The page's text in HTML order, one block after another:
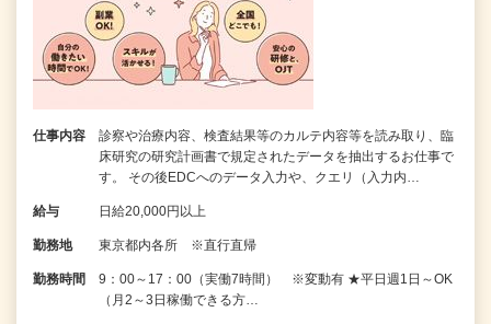
仕事内容
診察や治療内容、検査結果等のカルテ内容等を読み取り、臨
床研究の研究計画書で規定されたデータを抽出するお仕事で
す。 その後EDCへのデータ入力や、クエリ（入力内…
給与 日給20,000円以上
勤務地 東京都内各所 ※直行直帰
勤務時間
9：00～17：00（実働7時間） ※変動有 ★平日週1日～OK
（月2～3日稼働できる方…